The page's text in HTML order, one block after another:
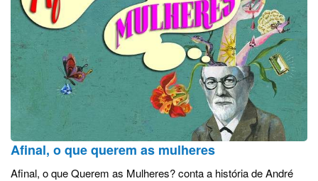
Afinal, o que querem as mulheres
Afinal, o que Querem as Mulheres? conta a história de André